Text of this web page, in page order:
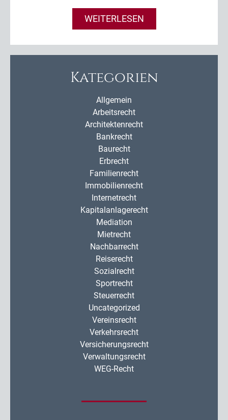
WEITERLESEN
Kategorien
Allgemein
Arbeitsrecht
Architektenrecht
Bankrecht
Baurecht
Erbrecht
Familienrecht
Immobilienrecht
Internetrecht
Kapitalanlagerecht
Mediation
Mietrecht
Nachbarrecht
Reiserecht
Sozialrecht
Sportrecht
Steuerrecht
Uncategorized
Vereinsrecht
Verkehrsrecht
Versicherungsrecht
Verwaltungsrecht
WEG-Recht